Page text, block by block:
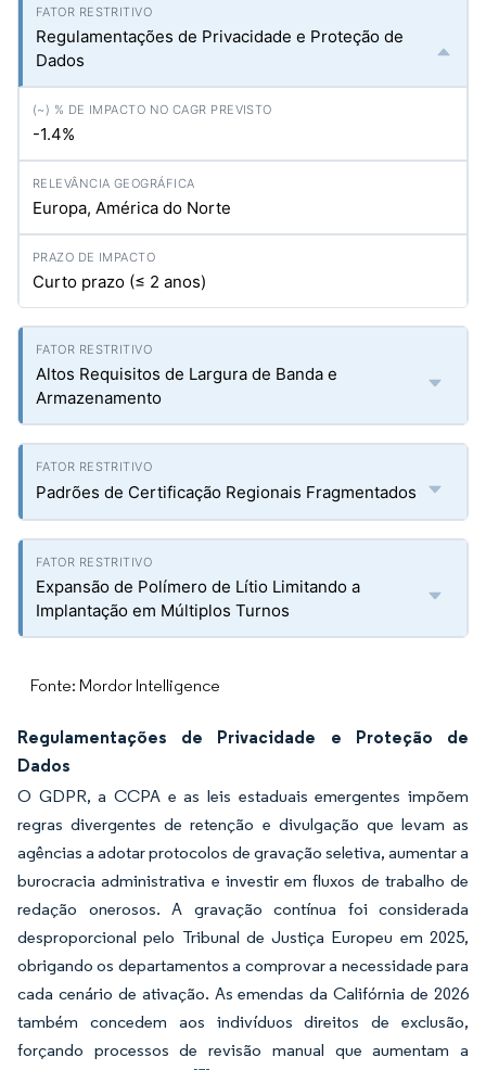
Regulamentações de Privacidade e Proteção de
Dados
-1.4%
Europa, América do Norte
Curto prazo (≤ 2 anos)
Altos Requisitos de Largura de Banda e
Armazenamento
Padrões de Certificação Regionais Fragmentados
Expansão de Polímero de Lítio Limitando a
Implantação em Múltiplos Turnos
Fonte: Mordor Intelligence
Regulamentações de Privacidade e Proteção de
Dados
O GDPR, a CCPA e as leis estaduais emergentes impõem
regras divergentes de retenção e divulgação que levam as
agências a adotar protocolos de gravação seletiva, aumentar a
burocracia administrativa e investir em fluxos de trabalho de
redação onerosos. A gravação contínua foi considerada
desproporcional pelo Tribunal de Justiça Europeu em 2025,
obrigando os departamentos a comprovar a necessidade para
cada cenário de ativação. As emendas da Califórnia de 2026
também concedem aos indivíduos direitos de exclusão,
forçando processos de revisão manual que aumentam a